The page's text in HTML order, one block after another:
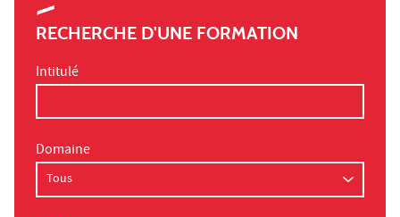
RECHERCHE D'UNE FORMATION
Intitulé
Domaine